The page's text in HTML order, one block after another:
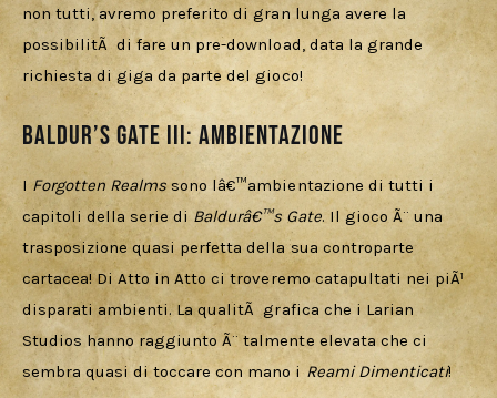
non tutti, avremo preferito di gran lunga avere la
possibilitÃ  di fare un pre-download, data la grande
richiesta di giga da parte del gioco!
Baldur’s Gate III: ambientazione
I Forgotten Realms sono lâ€™ambientazione di tutti i
capitoli della serie di Baldurâ€™s Gate. Il gioco Ã¨ una
trasposizione quasi perfetta della sua controparte
cartacea! Di Atto in Atto ci troveremo catapultati nei piÃ¹
disparati ambienti. La qualitÃ  grafica che i Larian
Studios hanno raggiunto Ã¨ talmente elevata che ci
sembra quasi di toccare con mano i Reami Dimenticati!